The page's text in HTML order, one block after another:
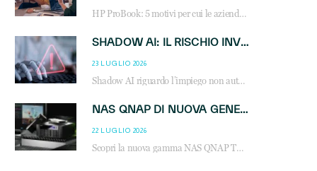
HP ProBook: 5 motivi per cui le aziende scelgono i notebook business HP per migliorare produttività, sicurezza e gestione dell’AI.
SHADOW AI: IL RISCHIO INVISIBILE CHE LE AZIENDE POSSONO GOVERNARE
23 LUGLIO 2026
Shadow AI riguardo l’impiego non autorizzato di sistemi AI all’interno dell’azienda. E’ una pratica che si diffonde a partire dai dipendenti fino ai dirigenti e mette a repentaglio la cybersecurity, con costi più elevati per le organizzazioni. Due recenti report illustrano il fenomeno e forniscono dati in merito
NAS QNAP DI NUOVA GENERAZIONE: PIÙ PRESTAZIONI, SCALABILITÀ E PROTEZIONE DEI DATI PER LE INFRASTRUTTURE IT MODERNE
22 LUGLIO 2026
Scopri la nuova gamma NAS QNAP TS-h1465U-RP, TS-h1065eU e TS-h665U: storage aziendale con ZFS, DDR5, E1.S NVMe e connettività 2.5GbE per backup, virtualizzazione e cybersecurity.